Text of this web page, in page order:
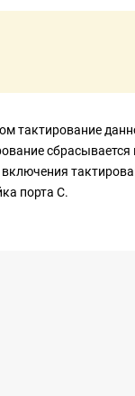
тактирование
сбрасывается
порта С.